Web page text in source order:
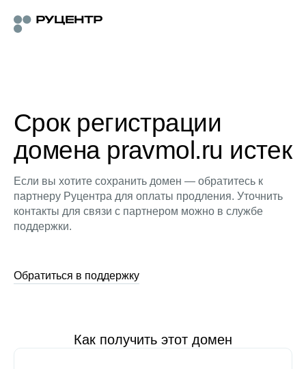
Срок регистрации
домена pravmol.ru истек
Если вы хотите сохранить домен — обратитесь к
партнеру Руцентра для оплаты продления. Уточнить
контакты для связи с партнером можно в службе
поддержки.
Обратиться в поддержку
Как получить этот домен